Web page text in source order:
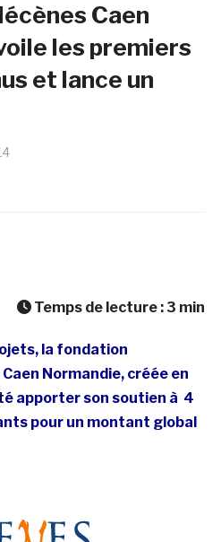
Caen
les premiers
et lance un
Temps de lecture : 3 min
la fondation
Normandie, créée en
apporter son soutien à 4
pour un montant global